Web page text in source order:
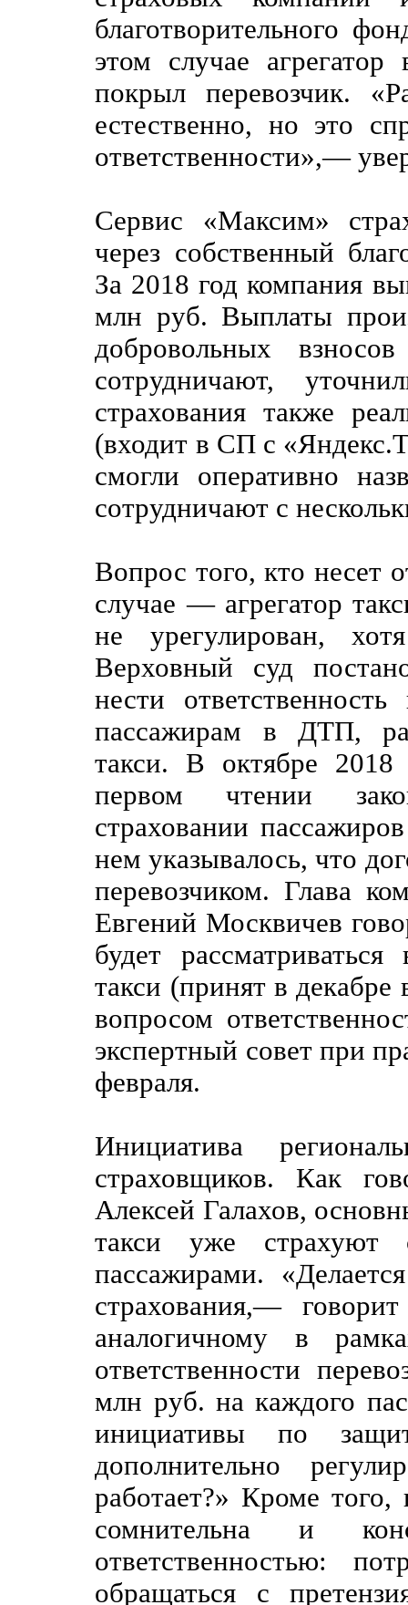
благотворительного
этом случае
покрыл перевозчик.
естественно, но это
ответственности»,—
Сервис «Максим»
через собственный
За 2018 год компания
млн руб. Выплаты
добровольных
сотрудничают,
страхования также
(входит в СП с
смогли оперативно
сотрудничают с
Вопрос того, кто несет
случае — агрегатор
не урегулирован,
Верховный суд
нести
пассажирам в ДТП,
такси. В октябре
первом чтении
страховании
нем указывалось, что
перевозчиком. Глава
Евгений Москвичев
будет
такси (принят в декабре
вопросом
экспертный совет при
февраля.
Инициатива
страховщиков. Как
Алексей Галахов,
такси уже страхуют
пассажирами.
страхования,—
аналогичному в
ответственности
млн руб. на каждого
инициативы по
дополнительно
работает?» Кроме того,
сомнительна и
ответственностью:
обращаться с